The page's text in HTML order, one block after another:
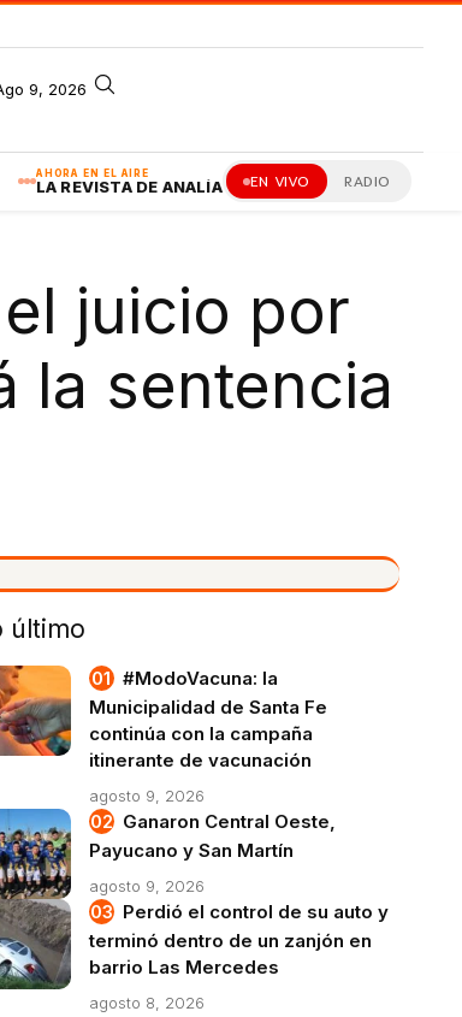
9, 2026
AHORA EN EL AIRE
LA REVISTA DE ANALÍA EN VIVO RADIO
juicio por
la sentencia
último
#ModoVacuna: la
Municipalidad de Santa Fe
continúa con la campaña
itinerante de vacunación
agosto 9, 2026
Ganaron Central Oeste,
Payucano y San Martín
agosto 9, 2026
Perdió el control de su auto y
terminó dentro de un zanjón en
barrio Las Mercedes
agosto 8, 2026